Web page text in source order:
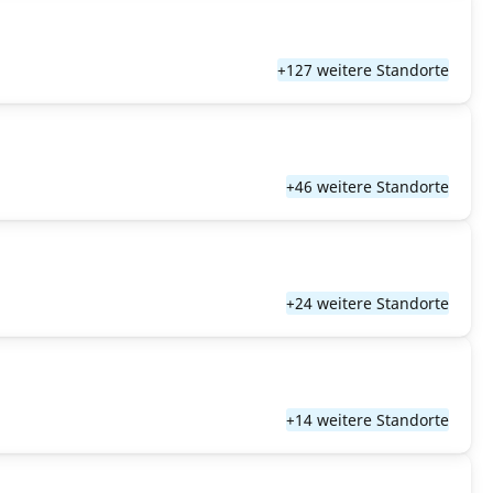
+127 weitere Standorte
+46 weitere Standorte
+24 weitere Standorte
+14 weitere Standorte